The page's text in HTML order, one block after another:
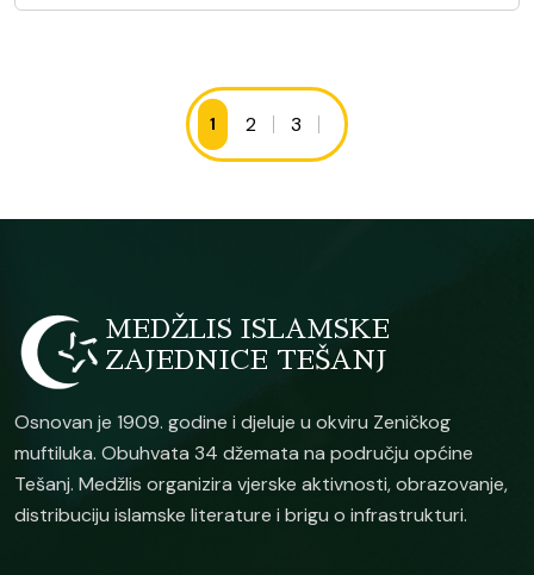
1 2 3
MEDŽLIS ISLAMSKE
ZAJEDNICE TEŠANJ
Osnovan je 1909. godine i djeluje u okviru Zeničkog
muftiluka. Obuhvata 34 džemata na području općine
Tešanj. Medžlis organizira vjerske aktivnosti, obrazovanje,
distribuciju islamske literature i brigu o infrastrukturi.